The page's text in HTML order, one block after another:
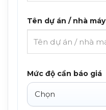
Tên dự án / nhà máy
Mức độ cần báo giá